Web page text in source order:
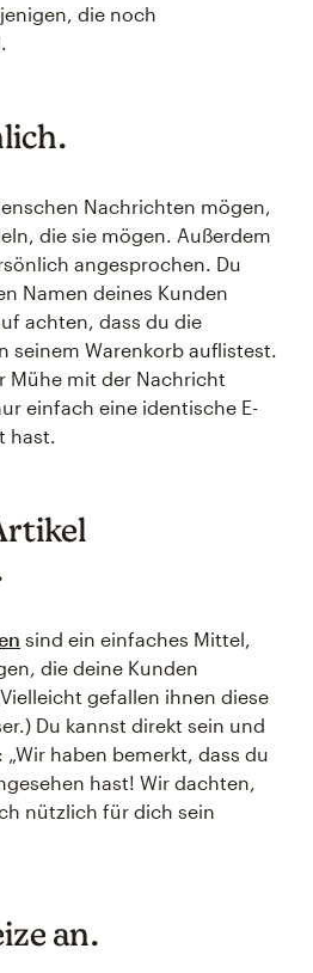
die noch
Nachrichten mögen,
die sie mögen. Außerdem
angesprochen. Du
Namen deines Kunden
achten, dass du die
seinem Warenkorb auflistest.
Mühe mit der Nachricht
einfach eine identische E-
hast.
sind ein einfaches Mittel,
die deine Kunden
gefallen ihnen diese
Du kannst direkt sein und
haben bemerkt, dass du
hast! Wir dachten,
nützlich für dich sein
an.